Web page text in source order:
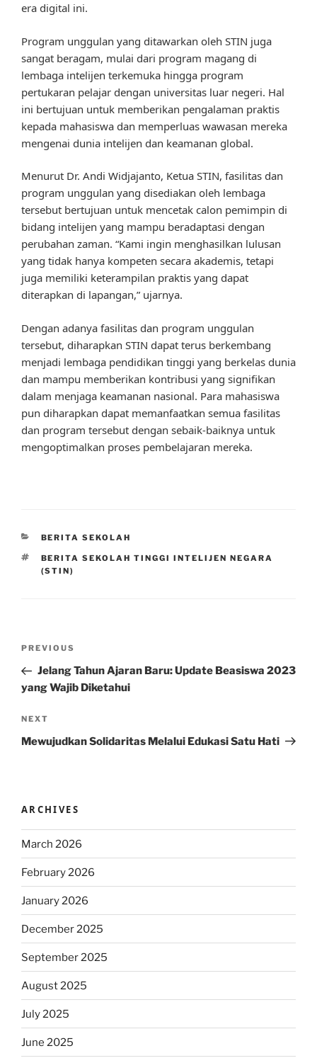
era digital ini.
Program unggulan yang ditawarkan oleh STIN juga
sangat beragam, mulai dari program magang di
lembaga intelijen terkemuka hingga program
pertukaran pelajar dengan universitas luar negeri. Hal
ini bertujuan untuk memberikan pengalaman praktis
kepada mahasiswa dan memperluas wawasan mereka
mengenai dunia intelijen dan keamanan global.
Menurut Dr. Andi Widjajanto, Ketua STIN, fasilitas dan
program unggulan yang disediakan oleh lembaga
tersebut bertujuan untuk mencetak calon pemimpin di
bidang intelijen yang mampu beradaptasi dengan
perubahan zaman. “Kami ingin menghasilkan lulusan
yang tidak hanya kompeten secara akademis, tetapi
juga memiliki keterampilan praktis yang dapat
diterapkan di lapangan,” ujarnya.
Dengan adanya fasilitas dan program unggulan
tersebut, diharapkan STIN dapat terus berkembang
menjadi lembaga pendidikan tinggi yang berkelas dunia
dan mampu memberikan kontribusi yang signifikan
dalam menjaga keamanan nasional. Para mahasiswa
pun diharapkan dapat memanfaatkan semua fasilitas
dan program tersebut dengan sebaik-baiknya untuk
mengoptimalkan proses pembelajaran mereka.
CATEGORIES
BERITA SEKOLAH
TAGS
BERITA SEKOLAH TINGGI INTELIJEN NEGARA
(STIN)
Previous
Post
PREVIOUS
Jelang Tahun Ajaran Baru: Update Beasiswa 2023
yang Wajib Diketahui
Next
Post
NEXT
Mewujudkan Solidaritas Melalui Edukasi Satu Hati
ARCHIVES
March 2026
February 2026
January 2026
December 2025
September 2025
August 2025
July 2025
June 2025